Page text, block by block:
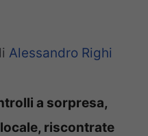
Alessandro Righi
a sorpresa,
riscontrate